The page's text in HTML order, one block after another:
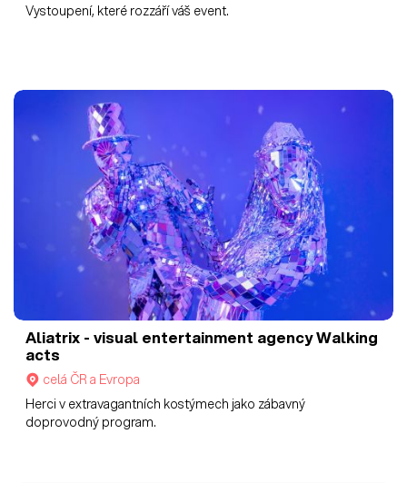
Vystoupení, které rozzáří váš event.
Aliatrix - visual entertainment agencyWalking
acts
celá ČR a Evropa
Herci v extravagantních kostýmech jako zábavný
doprovodný program.